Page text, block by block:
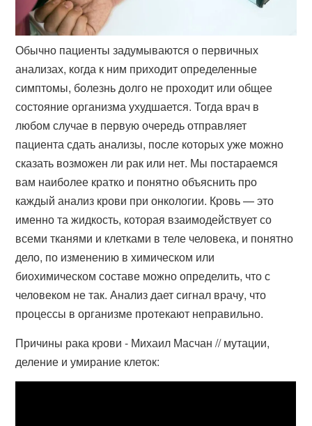
Обычно пациенты задумываются о первичных
анализах, когда к ним приходит определенные
симптомы, болезнь долго не проходит или общее
состояние организма ухудшается. Тогда врач в
любом случае в первую очередь отправляет
пациента сдать анализы, после которых уже можно
сказать возможен ли рак или нет. Мы постараемся
вам наиболее кратко и понятно объяснить про
каждый анализ крови при онкологии. Кровь — это
именно та жидкость, которая взаимодействует со
всеми тканями и клетками в теле человека, и понятно
дело, по изменению в химическом или
биохимическом составе можно определить, что с
человеком не так. Анализ дает сигнал врачу, что
процессы в организме протекают неправильно.
Причины рака крови - Михаил Масчан // мутации,
деление и умирание клеток: